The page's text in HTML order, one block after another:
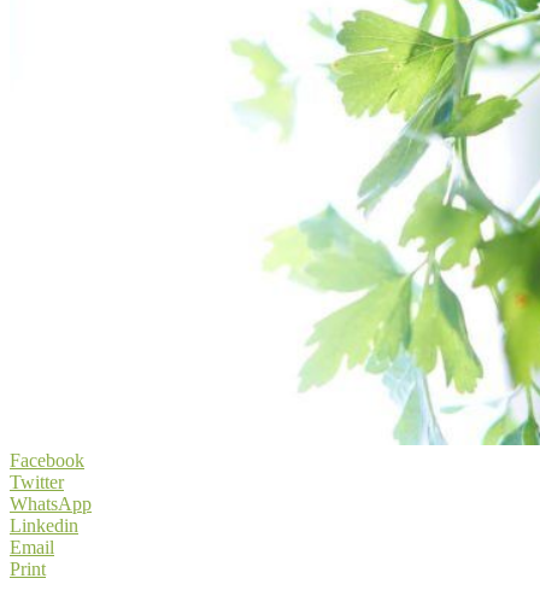
Facebook
Twitter
WhatsApp
Linkedin
Email
Print